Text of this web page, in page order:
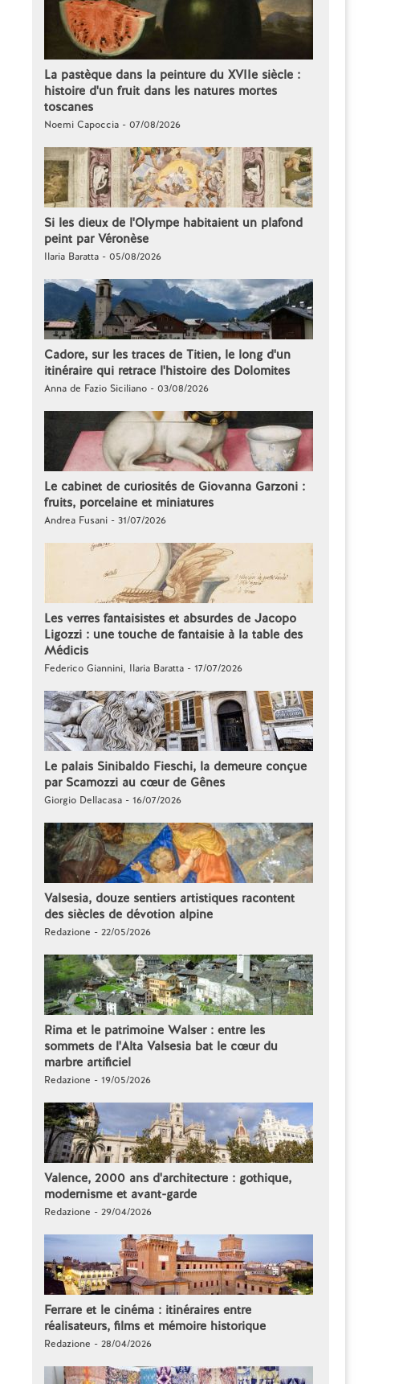
La pastèque dans la peinture du XVIIe siècle :
histoire d'un fruit dans les natures mortes
toscanes
Noemi Capoccia - 07/08/2026
Si les dieux de l'Olympe habitaient un plafond
peint par Véronèse
Ilaria Baratta - 05/08/2026
Cadore, sur les traces de Titien, le long d'un
itinéraire qui retrace l'histoire des Dolomites
Anna de Fazio Siciliano - 03/08/2026
Le cabinet de curiosités de Giovanna Garzoni :
fruits, porcelaine et miniatures
Andrea Fusani - 31/07/2026
Les verres fantaisistes et absurdes de Jacopo
Ligozzi : une touche de fantaisie à la table des
Médicis
Federico Giannini, Ilaria Baratta - 17/07/2026
Le palais Sinibaldo Fieschi, la demeure conçue
par Scamozzi au cœur de Gênes
Giorgio Dellacasa - 16/07/2026
Valsesia, douze sentiers artistiques racontent
des siècles de dévotion alpine
Redazione - 22/05/2026
Rima et le patrimoine Walser : entre les
sommets de l'Alta Valsesia bat le cœur du
marbre artificiel
Redazione - 19/05/2026
Valence, 2000 ans d'architecture : gothique,
modernisme et avant-garde
Redazione - 29/04/2026
Ferrare et le cinéma : itinéraires entre
réalisateurs, films et mémoire historique
Redazione - 28/04/2026